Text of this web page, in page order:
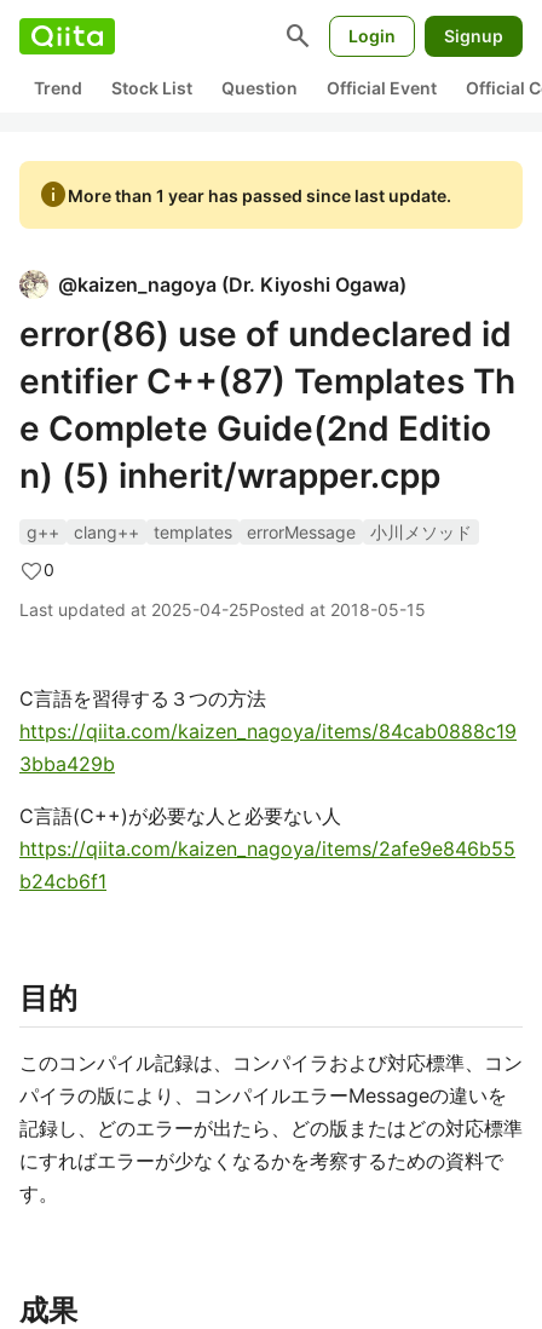
search Login Signup
Trend Stock List Question Official Event Official
infoMore than 1 year has passed since last update.
@kaizen_nagoya (Dr. Kiyoshi Ogawa)
error(86) use of undeclared id
entifier C++(87) Templates Th
e Complete Guide(2nd Editio
n) (5) inherit/wrapper.cpp
g++ clang++ templates errorMessage
小川メソッド
0
Last updated at 2025-04-25Posted at 2018-05-15
C言語を習得する３つの方法
https://qiita.com/kaizen_nagoya/items/84cab0888c19
3bba429b
C言語(C++)が必要な人と必要ない人
https://qiita.com/kaizen_nagoya/items/2afe9e846b55
b24cb6f1
目的
このコンパイル記録は、コンパイラおよび対応標準、コン
パイラの版により、コンパイルエラーMessageの違いを
記録し、どのエラーが出たら、どの版またはどの対応標準
にすればエラーが少なくなるかを考察するための資料で
す。
成果